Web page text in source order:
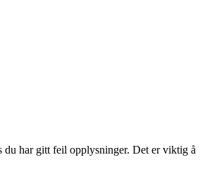
har gitt feil opplysninger. Det er viktig å